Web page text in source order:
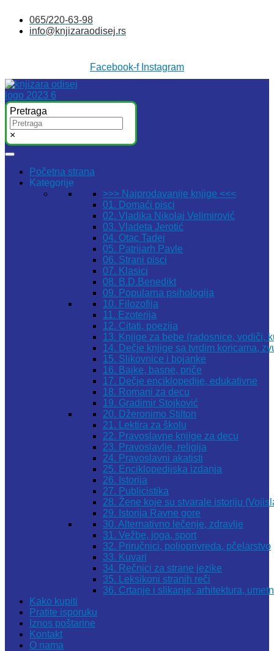
sadržaj
065/220-63-98
info@knjizaraodisej.rs
Facebook-f Instagram
Pretraga
×
Početna strana
Kategorije
>>> Najprodavanije knjige <<<
01. Domaći pisci
02. Vladika Nikolaj Velimirović
03. Vladeta Jerotić
04. Otac Tadej
05. Patrijarh Pavle
06. Strani pisci
07. Klasici
08. B.D.Benedikt
09. Popularna psihologija
10. Filozofija
11. Ezoterija
12. Citati, poezija
13. Knjige za bebe (radosnice, vodiči,
14. Dečje knjige sa tvrdim koricama,
15. Slikovnice i bojanke
16. Bajke, basne, priče
17. Dečje enciklopedije, edukativne
18. Romani za decu
19. Gradimir Stojković
20. Džeronimo Stilton
21. Lektira za školu
22. Pravoslavne knjige za decu
23. Pravoslavlje, religija
24. Pravoslavni akatisti
25. Enciklopedijska izdanja
26. Istorija
27. Publicistika
28. Žene koje su stvarale istoriju
29. Istorija Ravne gore
30. Alternativno lečenje, zdravlje
31. Vežbe, joga, sport
32. Priručnici, poljoprivreda, pčelarstvo
33. Kuvari
34. Rečnici za strane jezike
35. Leksikoni stranih reči
36. Crtanje i slikanje, arhitektura,
Kako kupiti
Pratite isporuku
Iznos poštarine
Kontakt
O nama